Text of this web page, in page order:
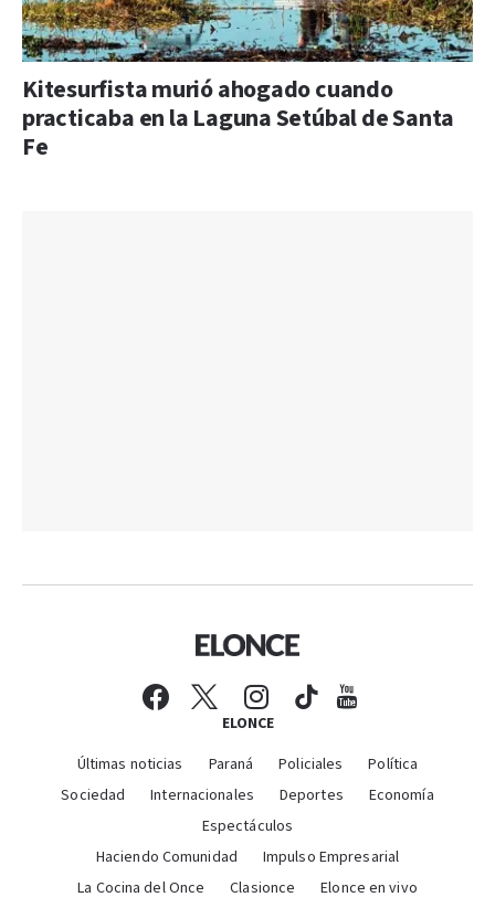
Kitesurfista murió ahogado cuando
practicaba en la Laguna Setúbal de Santa
Fe
ELONCE
Últimas noticias Paraná Policiales
Política
Sociedad
Internacionales Deportes
Economía
Espectáculos
Haciendo Comunidad
Impulso Empresarial
La Cocina del Once
Clasionce Elonce en vivo